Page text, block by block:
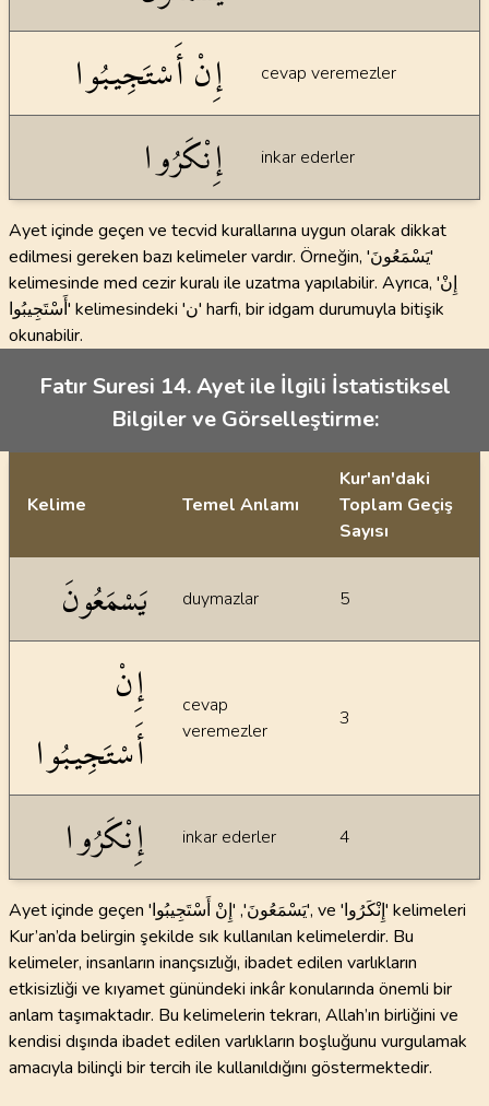
إِنْ أَسْتَجِيبُوا cevap veremezler
إِنْكَرُوا inkar ederler
Ayet içinde geçen ve tecvid kurallarına uygun olarak dikkat
edilmesi gereken bazı kelimeler vardır. Örneğin, 'يَسْمَعُونَ'
kelimesinde med cezir kuralı ile uzatma yapılabilir. Ayrıca, 'إِنْ
أَسْتَجِيبُوا' kelimesindeki 'ن' harfi, bir idgam durumuyla bitişik
okunabilir.
Fatır Suresi 14. Ayet ile İlgili İstatistiksel
Bilgiler ve Görselleştirme:
Kelime Temel Anlamı
Kur'an'daki
Toplam Geçiş
Sayısı
يَسْمَعُونَ duymazlar 5
إِنْ
أَسْتَجِيبُوا
cevap
veremezler
3
إِنْكَرُوا inkar ederler 4
Ayet içinde geçen 'يَسْمَعُونَ', 'إِنْ أَسْتَجِيبُوا', ve 'إِنْكَرُوا' kelimeleri
Kur’an’da belirgin şekilde sık kullanılan kelimelerdir. Bu
kelimeler, insanların inançsızlığı, ibadet edilen varlıkların
etkisizliği ve kıyamet günündeki inkâr konularında önemli bir
anlam taşımaktadır. Bu kelimelerin tekrarı, Allah’ın birliğini ve
kendisi dışında ibadet edilen varlıkların boşluğunu vurgulamak
amacıyla bilinçli bir tercih ile kullanıldığını göstermektedir.